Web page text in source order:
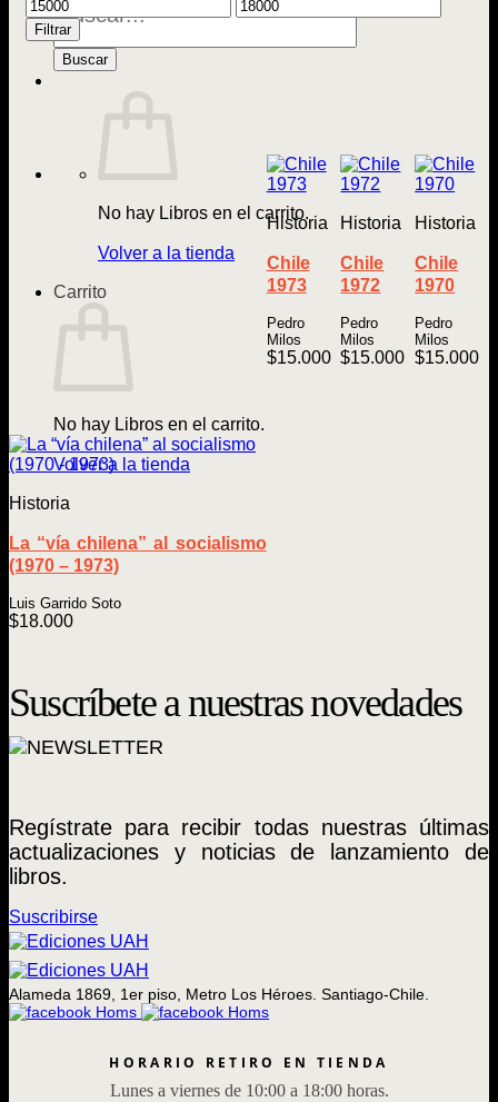
de
Libros
Buscar
No hay Libros en el carrito.
Volver a la tienda
Carrito
No hay Libros en el carrito.
Volver a la tienda
mínimo
máximo
Filtrar
Historia
La “vía chilena” al socialismo
(1970 – 1973)
Luis Garrido Soto
$18.000
Historia
Chile
1973
Pedro
Milos
$15.000
Historia
Chile
1972
Pedro
Milos
$15.000
Historia
Chile
1970
Pedro
Milos
$15.000
Suscríbete a nuestras novedades
Regístrate para recibir todas nuestras últimas
actualizaciones y noticias de lanzamiento de
libros.
Suscribirse
Alameda 1869, 1er piso, Metro Los Héroes. Santiago-Chile.
HORARIO RETIRO EN TIENDA
Lunes a viernes de 10:00 a 18:00 horas.